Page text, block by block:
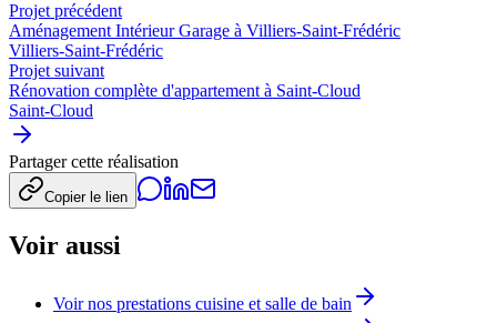
Projet précédent
Aménagement Intérieur Garage à Villiers-Saint-Frédéric
Villiers-Saint-Frédéric
Projet suivant
Rénovation complète d'appartement à Saint-Cloud
Saint-Cloud
Partager cette réalisation
Copier le lien
Voir aussi
Voir nos prestations cuisine et salle de bain